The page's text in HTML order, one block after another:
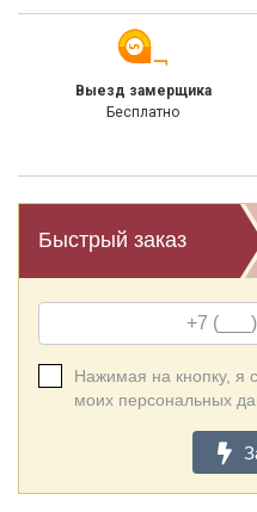
Выезд замерщика
Бесплатно
Быстрый заказ
Нажимая на кнопку, я
моих персональных